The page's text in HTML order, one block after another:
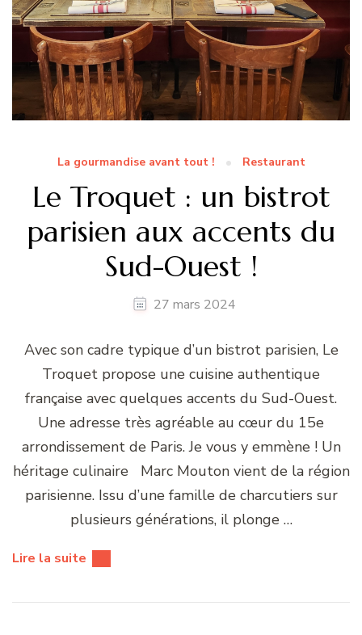
La gourmandise avant tout ! Restaurant
Le Troquet : un bistrot
parisien aux accents du
Sud-Ouest !
27 mars 2024
Avec son cadre typique d’un bistrot parisien, Le
Troquet propose une cuisine authentique
française avec quelques accents du Sud-Ouest.
Une adresse très agréable au cœur du 15e
arrondissement de Paris. Je vous y emmène ! Un
héritage culinaire Marc Mouton vient de la région
parisienne. Issu d’une famille de charcutiers sur
plusieurs générations, il plonge …
Lire la suite